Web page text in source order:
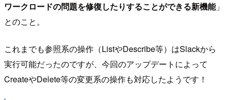
ワークロードの問題を修復したりすることができる新機能」
とのこと。
これまでも参照系の操作（ListやDescribe等）はSlackから
実行可能だったのですが、今回のアップデートによって
CreateやDelete等の変更系の操作も対応したようです！